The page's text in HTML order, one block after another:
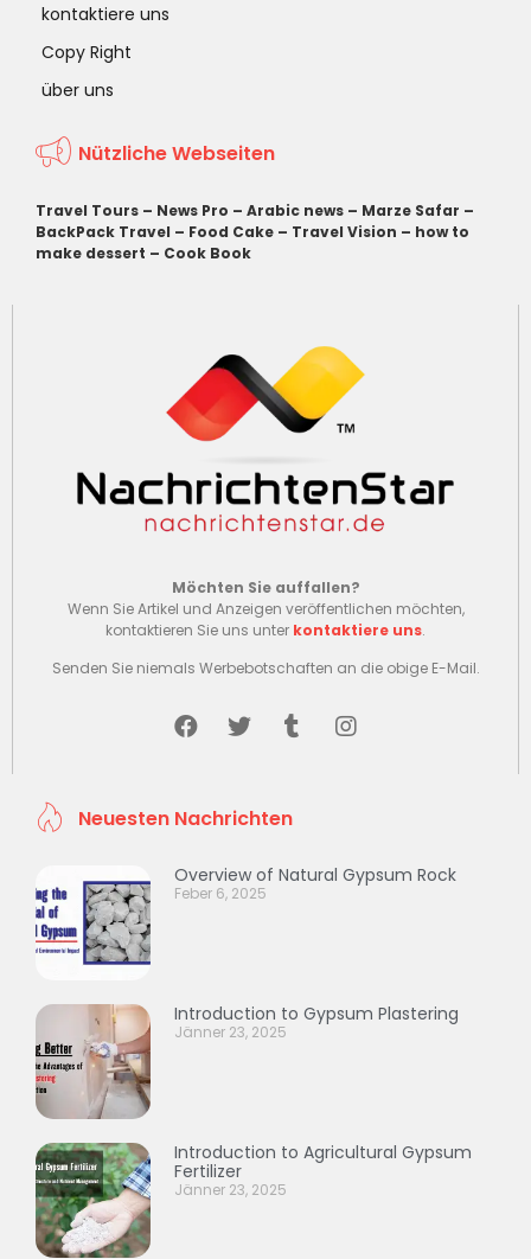
kontaktiere uns
Copy Right
über uns
Nützliche Webseiten
Travel Tours – News Pro – Arabic news – Marze Safar –
BackPack Travel – Food Cake – Travel Vision – how to
make dessert – Cook Book
Möchten Sie auffallen?
Wenn Sie Artikel und Anzeigen veröffentlichen möchten,
kontaktieren Sie uns unter kontaktiere uns.
Senden Sie niemals Werbebotschaften an die obige E-Mail.
Neuesten Nachrichten
Overview of Natural Gypsum Rock
Feber 6, 2025
Introduction to Gypsum Plastering
Jänner 23, 2025
Introduction to Agricultural Gypsum
Fertilizer
Jänner 23, 2025